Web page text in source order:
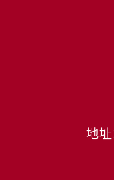
地址